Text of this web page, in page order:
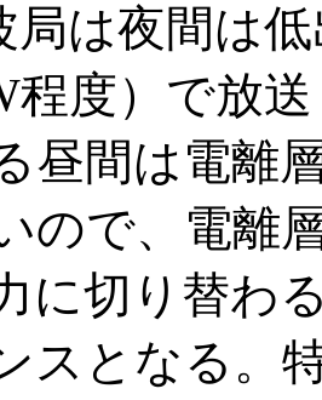
局は夜間は
程度）で放
昼間は電離
ので、電離
に切り替わ
スとなる。